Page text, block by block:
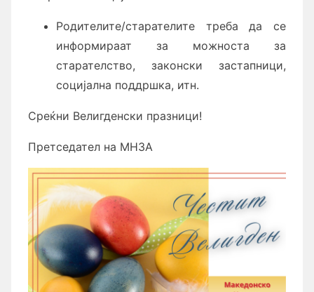
Родителите/старателите треба да се
информираат за можноста за
старателство, законски застапници,
социјална поддршка, итн.
Среќни Велигденски празници!
Претседател на МНЗА